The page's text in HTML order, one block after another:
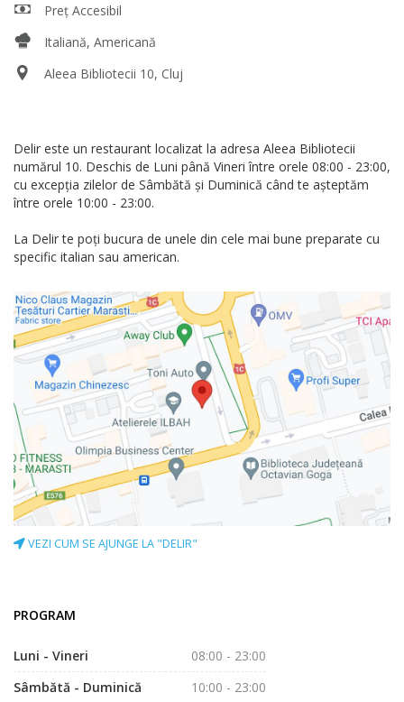
Preț Accesibil
Italiană, Americană
Aleea Bibliotecii 10, Cluj
Delir este un restaurant localizat la adresa Aleea Bibliotecii
numărul 10. Deschis de Luni până Vineri între orele 08:00 - 23:00,
cu excepția zilelor de Sâmbătă și Duminică când te așteptăm
între orele 10:00 - 23:00.
La Delir te poți bucura de unele din cele mai bune preparate cu
specific italian sau american.
VEZI CUM SE AJUNGE LA "DELIR"
PROGRAM
Luni - Vineri
08:00 - 23:00
Sâmbătă - Duminică
10:00 - 23:00